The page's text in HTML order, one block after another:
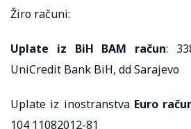
Žiro računi:
Uplate iz BiH BAM račun:
UniCredit Bank BiH, dd Sarajevo
Uplate iz inostranstva Euro
104 11082012-81